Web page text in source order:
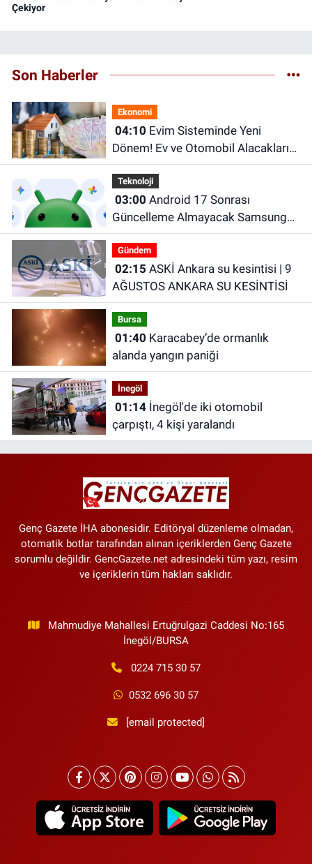
Çekiyor
Son Haberler
Ekonomi
04:10
Dönem! Ev ve Otomobil Alacakları
İlgilendiren Kısıtlamalar Geliyor
Teknoloji
03:00
Güncelleme Almayacak Samsung
Telefonlar Belli Oldu!
Gündem
02:15
AĞUSTOS ANKARA SU KESİNTİSİ
Bursa
01:40
alanda yangın paniği
İnegöl
01:14İnegöl'de iki otomobil
çarpıştı, 4 kişi yaralandı
Genç Gazete İHA abonesidir. Editöryal düzenleme olmadan,
otomatik botlar tarafından alınan içeriklerden Genç Gazete
sorumlu değildir. GencGazete.net adresindeki tüm yazı, resim
ve içeriklerin tüm hakları saklıdır.
Mahmudiye Mahallesi Ertuğrulgazi Caddesi No:165
İnegöl/BURSA
0224 715 30 57
0532 696 30 57
[email protected]